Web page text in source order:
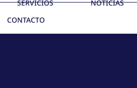
SERVICIOS NOTICIAS
CONTACTO